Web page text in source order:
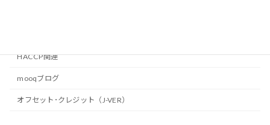
HACCP関連
mooqブログ
オフセット･クレジット（J-VER）